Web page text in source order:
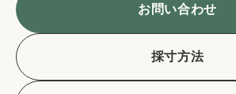
お問い合わせ
採寸方法